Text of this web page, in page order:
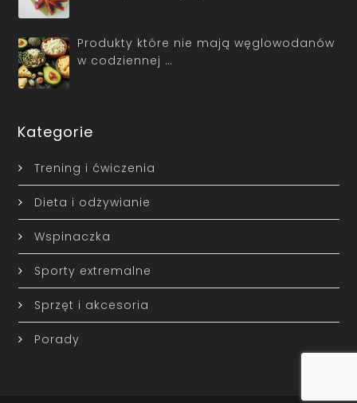
Produkty które nie mają węglowodanów
w codziennej …
Kategorie
Trening i ćwiczenia
Dieta i odżywianie
Wspinaczka
Sporty extremalne
Sprzęt i akcesoria
Porady